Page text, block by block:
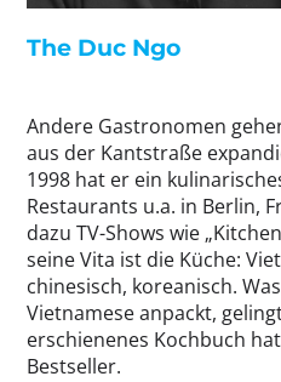
The Duc Ngo
Andere Gastronomen
aus der Kantstraße
1998 hat er ein
Restaurants u.a. in Berlin,
dazu TV-Shows wie
seine Vita ist die Küche:
chinesisch, koreanisch.
Vietnamese anpackt,
erschienenes Kochbuch
Bestseller.